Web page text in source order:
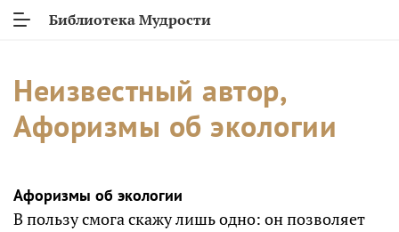
Библиотека Мудрости
Неизвестный автор,
Афоризмы об экологии
Афоризмы об экологии
В пользу смога скажу лишь одно: он позволяет